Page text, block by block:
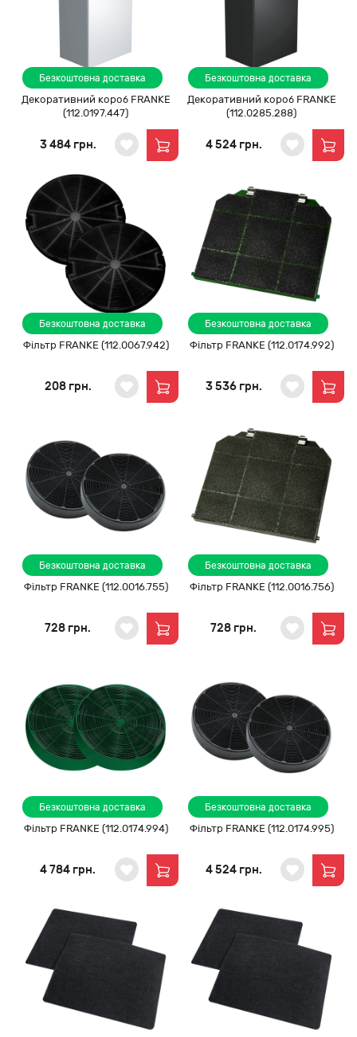
Безкоштовна доставка
Декоративний короб FRANKE
(112.0197.447)
3 484 грн.
Безкоштовна доставка
Декоративний короб FRANKE
(112.0285.288)
4 524 грн.
Безкоштовна доставка
Фільтр FRANKE (112.0067.942)
208 грн.
Безкоштовна доставка
Фільтр FRANKE (112.0174.992)
3 536 грн.
Безкоштовна доставка
Фільтр FRANKE (112.0016.755)
728 грн.
Безкоштовна доставка
Фільтр FRANKE (112.0016.756)
728 грн.
Безкоштовна доставка
Фільтр FRANKE (112.0174.994)
4 784 грн.
Безкоштовна доставка
Фільтр FRANKE (112.0174.995)
4 524 грн.